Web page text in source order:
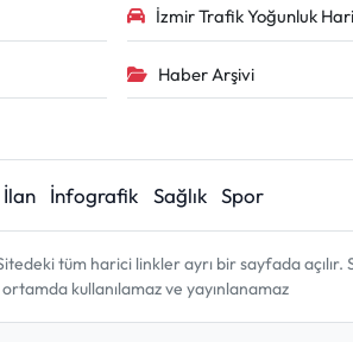
İzmir Trafik Yoğunluk
Haber Arşivi
İnfografik Sağlık Spor
tüm harici linkler ayrı bir sayfada açılır.
kullanılamaz ve yayınlanamaz